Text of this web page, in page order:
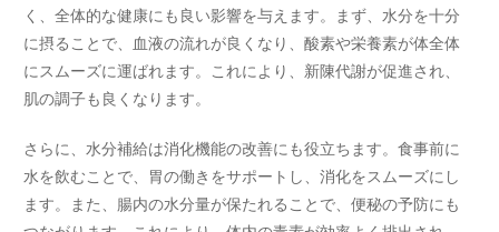
く、全体的な健康にも良い影響を与えます。まず、水分を十分
に摂ることで、血液の流れが良くなり、酸素や栄養素が体全体
にスムーズに運ばれます。これにより、新陳代謝が促進され、
肌の調子も良くなります。
さらに、水分補給は消化機能の改善にも役立ちます。食事前に
水を飲むことで、胃の働きをサポートし、消化をスムーズにし
ます。また、腸内の水分量が保たれることで、便秘の予防にも